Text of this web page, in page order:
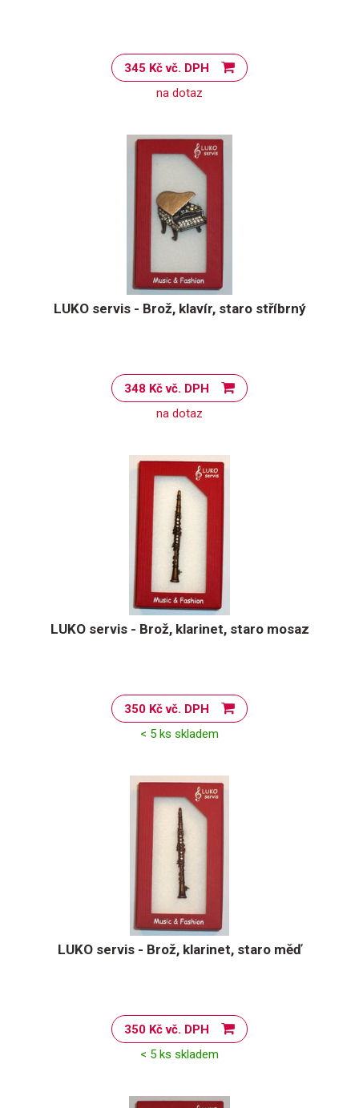
345 Kč vč. DPH
na dotaz
LUKO servis - Brož, klavír, staro stříbrný
348 Kč vč. DPH
na dotaz
LUKO servis - Brož, klarinet, staro mosaz
350 Kč vč. DPH
< 5 ks skladem
LUKO servis - Brož, klarinet, staro měď
350 Kč vč. DPH
< 5 ks skladem